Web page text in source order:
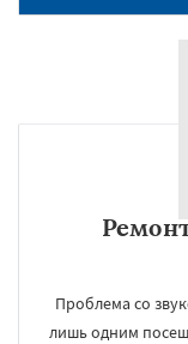
Проблема со
лишь одним